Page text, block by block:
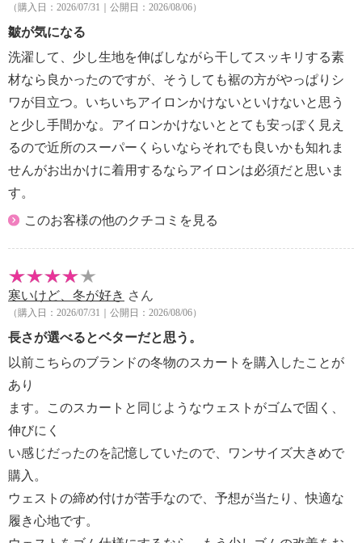
（購入日：2026/07/31｜公開日：2026/08/06）
皺が気になる
洗濯して、少し生地を伸ばしながら干してスッキリする素
材なら良かったのですが、そうしても裾の方がやっぱりシ
ワが目立つ。いちいちアイロンかけないといけないと思う
と少し手間かな。アイロンかけないととても安っぽく見え
るので近所のスーパーくらいならそれでも良いかも知れま
せんがお出かけに着用するならアイロンは必須だと思いま
す。
このお客様の他のクチコミを見る
寒いけど、冬が好き さん
（購入日：2026/07/31｜公開日：2026/08/06）
長さが選べるとベターだと思う。
以前こちらのブランドの冬物のスカートを購入したことが
あり
ます。このスカートと同じようなウェストがゴムで固く、
伸びにく
い感じだったのを記憶していたので、ワンサイズ大きめで
購入。
ウェストの締め付けが苦手なので、予想が当たり、快適な
履き心地です。